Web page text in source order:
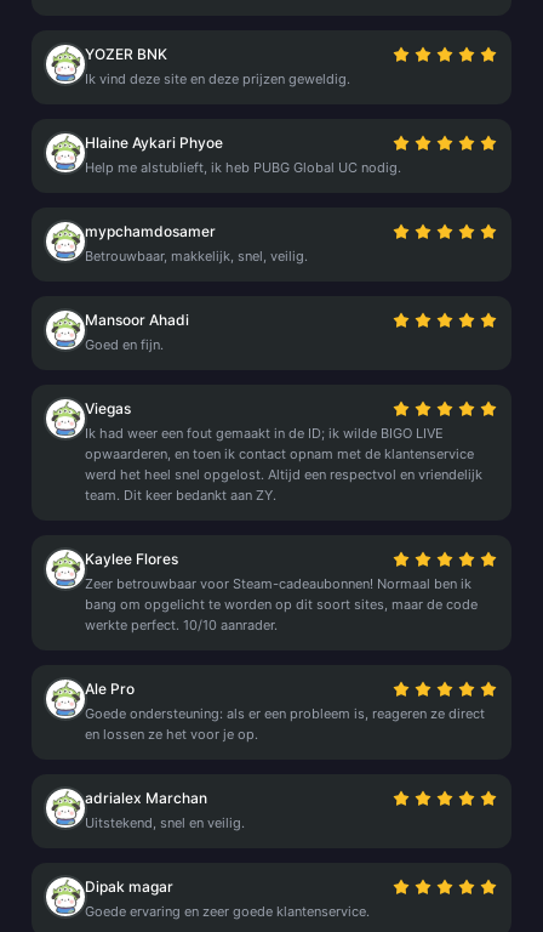
YOZER BNK
Ik vind deze site en deze prijzen geweldig.
Hlaine Aykari Phyoe
Help me alstublieft, ik heb PUBG Global UC nodig.
mypchamdosamer
Betrouwbaar, makkelijk, snel, veilig.
Mansoor Ahadi
Goed en fijn.
Viegas
Ik had weer een fout gemaakt in de ID; ik wilde BIGO LIVE
opwaarderen, en toen ik contact opnam met de klantenservice
werd het heel snel opgelost. Altijd een respectvol en vriendelijk
team. Dit keer bedankt aan ZY.
Kaylee Flores
Zeer betrouwbaar voor Steam-cadeaubonnen! Normaal ben ik
bang om opgelicht te worden op dit soort sites, maar de code
werkte perfect. 10/10 aanrader.
Ale Pro
Goede ondersteuning: als er een probleem is, reageren ze direct
en lossen ze het voor je op.
adrialex Marchan
Uitstekend, snel en veilig.
Dipak magar
Goede ervaring en zeer goede klantenservice.